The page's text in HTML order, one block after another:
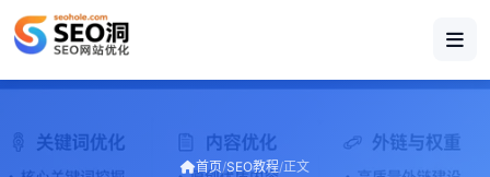
首页/SEO教程/正文